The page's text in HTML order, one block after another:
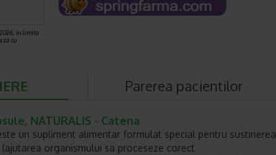
in limita
cu
Parerea pacientilor
NATURALIS - Catena
un supliment alimentar formulat special pentru sustinerea
organismului sa proceseze corect